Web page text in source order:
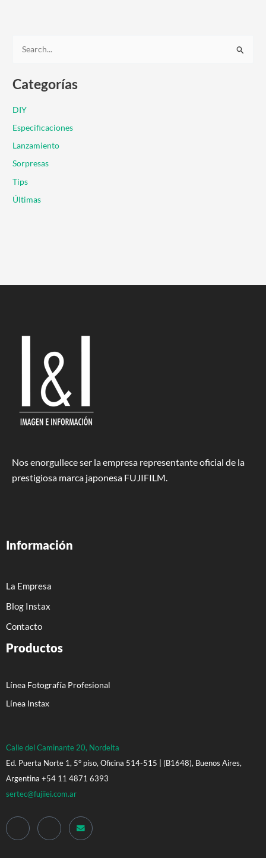
s
a
r
p
o
r
:
Categorías
DIY
Especificaciones
Lanzamiento
Sorpresas
Tips
Últimas
Nos enorgullece ser la empresa representante oficial de la
prestigiosa marca japonesa FUJIFILM.
Información
La Empresa
Blog Instax
Contacto
Productos
Línea Fotografía Profesional
Línea Instax
Calle del Caminante 20, Nordelta
Ed. Puerta Norte 1, 5° piso, Oficina 514-515 | (B1648), Buenos Aires,
Argentina +54 11 4871 6393
sertec@fujiiei.com.ar